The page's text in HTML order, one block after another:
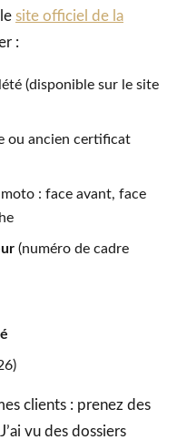
site officiel de la
:
(disponible sur le site
ou ancien certificat
: face avant, face
(numéro de cadre
clients : prenez des
vu des dossiers